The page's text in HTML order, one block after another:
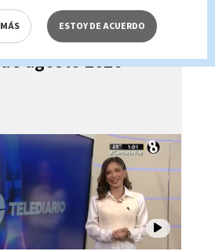
Directo con Paula
agosto 2026
ESTOY DE ACUERDO